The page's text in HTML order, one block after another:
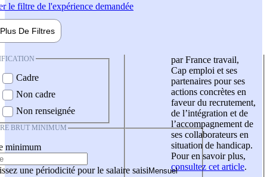
le filtre de l'expérience demandée
Plus De Filtres
Cadre
Non cadre
Non renseignée
BRUT MINIMUM
minimum
une périodicité pour le salaire saisi
par France travail,
Cap emploi et ses
partenaires pour ses
actions concrètes en
faveur du recrutement,
de l’intégration et de
l’accompagnement de
ses collaborateurs en
situation de handicap.
Pour en savoir plus,
consultez cet article.